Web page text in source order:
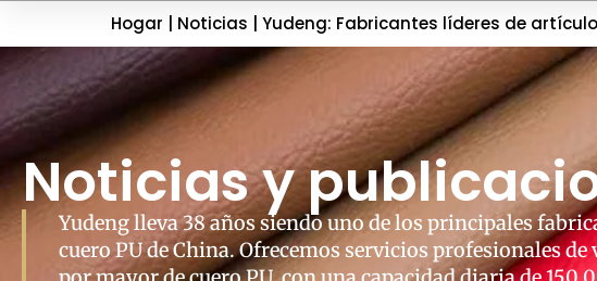
Hogar Noticias Yudeng: Fabricantes líderes de
Noticias y
Yudeng lleva 38 años siendo uno de los principales
cuero PU de China. Ofrecemos servicios profesionales de